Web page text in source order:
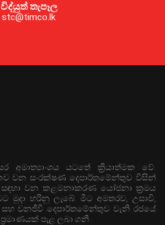
විද්යුත් තැපෑල
stc@timco.lk
අමාත්‍යාංශය යටතේ ක්‍රියාත්මක වේ.
වන සංරක්ෂණ දෙපාර්තමේන්තුව විසින්
සඳහා වන කළමනාකරණ යෝජනා ක්‍රමය
මුදා හරිනු ලැබේ. මීට අමතරව, උසාවි,
සහ වනජීවී දෙපාර්තමේන්තුව වැනි රජයේ
පැළ ලබා ගනී.